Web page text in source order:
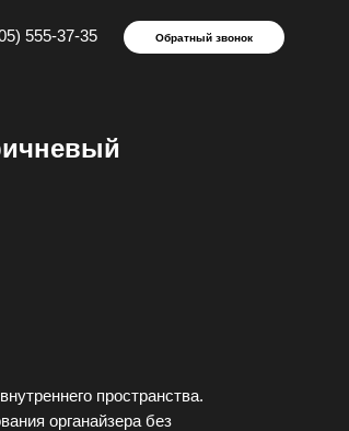
Обратный звонок
простpaнствa.
органaйзерa без